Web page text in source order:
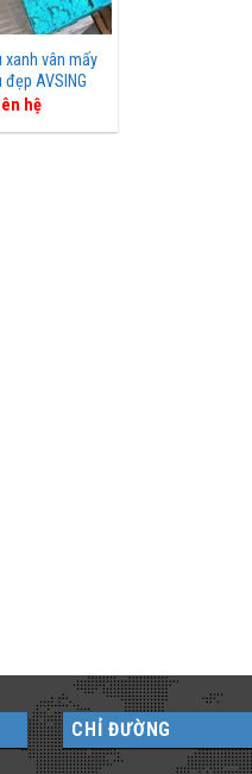
xanh vân mấy
AVSING
hệ
CHỈ ĐƯỜNG